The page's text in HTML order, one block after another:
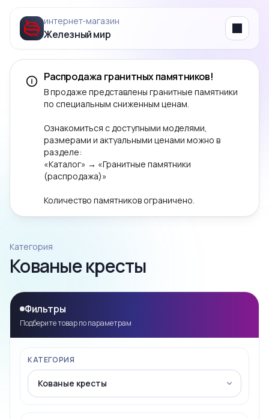
интернет‑магазин
Железный мир Menu
Распродажа гранитных памятников!
В продаже представлены гранитные памятники
по специальным сниженным ценам.
Ознакомиться с доступными моделями,
размерами и актуальными ценами можно в
разделе:
«Каталог» → «Гранитные памятники
(распродажа)»
Количество памятников ограничено.
Категория
Кованые кресты
Фильтры
Подберите товар по параметрам
КАТЕГОРИЯ